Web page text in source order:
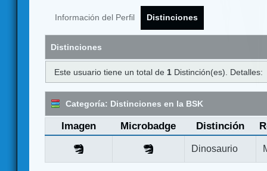
Información del Perfil Distinciones
Distinciones
Este usuario tiene un total de 1 Distinción(es). Detalles:
Categoría: Distinciones en la BSK
Imagen Microbadge Distinción
Dinosaurio